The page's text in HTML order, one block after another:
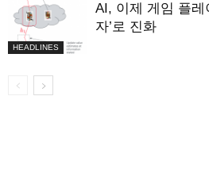
HEADLINES
AI, 이제 게임 플레
자’로 진화